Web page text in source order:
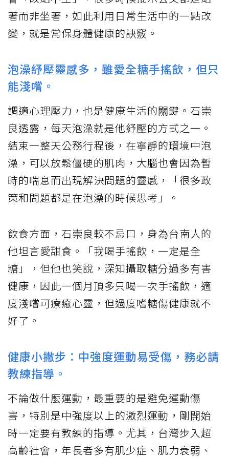
著而非坐著，如此利用日常生活中的一點改
變，就是常保身體健康的訣竅。
泡澡紓壓靈感多，雖愛全糖手搖飲，但只
能淺嚐。
調適心理壓力，也是健康生活的關鍵。石崇
良透露，每天泡澡就是他紓壓的方式之一。
結束一整天公務行程後，在寧靜的環境中泡
澡，可以放鬆僵硬的肌肉，大腦也會因為暫
時的喘息而出現解決問題的靈感，「很多政
策和問題都是在泡澡的時候思考」。
飲食方面，石崇良較不忌口，身為台南人的
他坦言愛甜食。「我喝手搖飲，一定是全
糖」，但他也笑說，深知攝取糖分過多有害
健康，因此一個月頂多只喝一次手搖飲，適
度淺嚐可療癒心靈，但過度嗜糖傷健康就不
好了。
健康小撇步：中強度運動易受傷，務必請
教練指導。
不論做什麼運動，最重要的是避免運動傷
害，特別是中強度以上的激烈運動，剛開始
時一定要有教練的指導。尤其，台灣步入超
高齡社會，年長者多有肌少症、肌力衰弱、